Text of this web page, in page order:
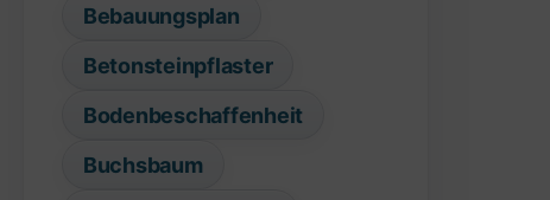
Bebauungsplan
Betonsteinpflaster
Bodenbeschaffenheit
Buchsbaum